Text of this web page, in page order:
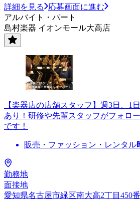
詳細を見る
応募画面に進む
アルバイト・パート
島村楽器 イオンモール大高店
【楽器店の店舗スタッフ】週3日、1
あり！研修や先輩スタッフがフォロ
です！
販売・ファッション・レンタル
勤務地
面接地
愛知県名古屋市緑区南大高2丁目450